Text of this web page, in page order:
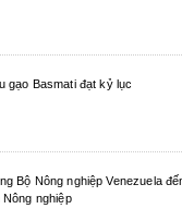
gạo Basmati đạt kỷ lục
Bộ Nông nghiệp Venezuela
nghiệp